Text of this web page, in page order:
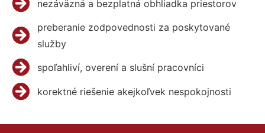
nezáväzná a bezplatná obhliadka priestorov
preberanie zodpovednosti za poskytované
služby
spoľahliví, overení a slušní pracovníci
korektné riešenie akejkoľvek nespokojnosti